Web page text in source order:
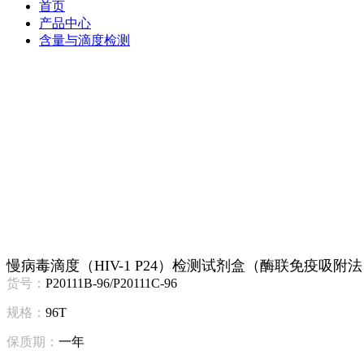
首页
产品中心
含量与滴度检测
慢病毒滴度（HIV-1 P24）检测试剂盒（酶联免疫吸附
货号： P20111B-96/P20111C-96
规格： 96T
保质期： 一年